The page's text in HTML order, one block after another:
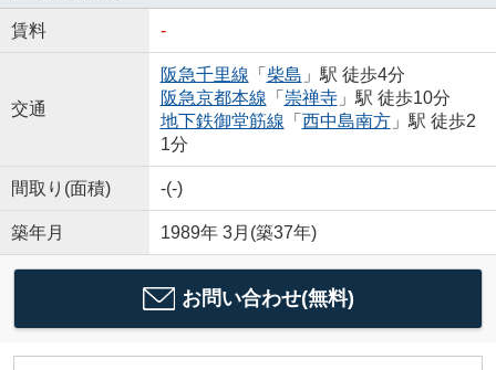
賃料 -
交通
阪急千里線 「 柴島 」駅 徒歩4分
阪急京都本線 「 崇禅寺」駅 徒歩10分
地下鉄御堂筋線 「 西中島南方」駅 徒歩2
1分
間取り(面積) -(-)
築年月 1989年 3月(築37年)
お問い合わせ(無料)